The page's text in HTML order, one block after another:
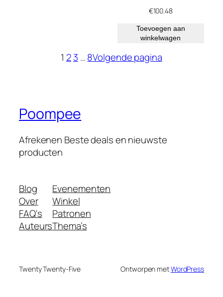
€100.48
Toevoegen aan
winkelwagen
1 23 …8Volgende pagina
Poompee
Afrekenen Beste deals en nieuwste
producten
Blog
Over
FAQ's
Auteurs
Evenementen
Winkel
Patronen
Thema’s
Twenty Twenty-Five Ontworpen metWordPress